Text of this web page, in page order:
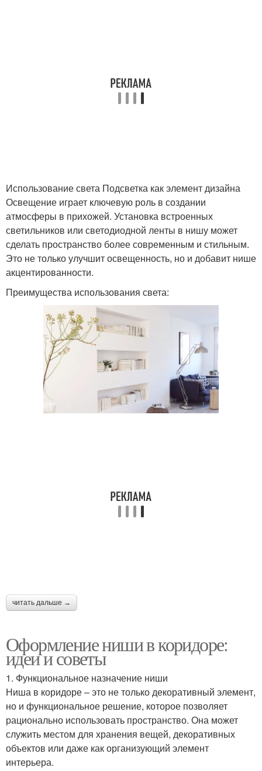
Использование света Подсветка как элемент дизайна
Освещение играет ключевую роль в создании
атмосферы в прихожей. Установка встроенных
светильников или светодиодной ленты в нишу может
сделать пространство более современным и стильным.
Это не только улучшит освещенность, но и добавит нише
акцентированности.
Преимущества использования света:
читать дальше →
Оформление ниши в коридоре:
идеи и советы
1. Функциональное назначение ниши
Ниша в коридоре – это не только декоративный элемент,
но и функциональное решение, которое позволяет
рационально использовать пространство. Она может
служить местом для хранения вещей, декоративных
объектов или даже как организующий элемент
интерьера.